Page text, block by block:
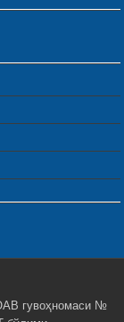
гувоҳномаси №